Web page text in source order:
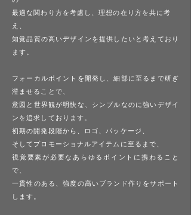
最適な関わり方を考慮し、理想の在り方を共に考
え、
知覚品質の高いデザインを提供したいと考えており
ます。
フォーカルポイントを開発し、細部に至るまで研ぎ
澄ませることで、
意図と世界観が明快な、シンプルなのに強いデザイ
ンを追求しております。
初期の開発段階から、ロゴ、パッケージ、
​そして プロモーショナルアイテムに至るまで、
視覚要素が必要なあらゆるポイントに携わること
で、
一貫性のある、強度の高いブランド作りをサポート
します。